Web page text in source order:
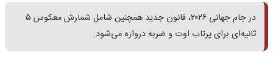
در جام جهانی ۲۰۲۶، قانون جدید همچنین شامل شمارش معکوس ۵
ثانیه‌ای برای پرتاب اوت و ضربه دروازه می‌شود.